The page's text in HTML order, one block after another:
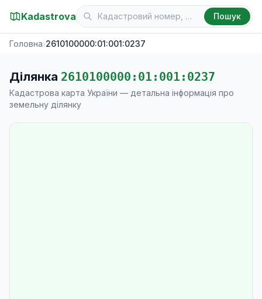
Kadastrova Пошук
Головна›2610100000:01:001:0237
Ділянка 2610100000:01:001:0237
Кадастрова карта України — детальна інформація про
земельну ділянку